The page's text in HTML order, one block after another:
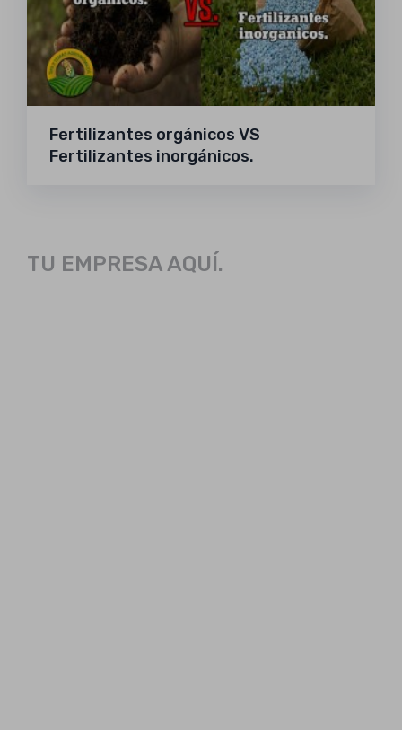
Fertilizantes orgánicos VS
Fertilizantes inorgánicos.
TU EMPRESA AQUÍ.